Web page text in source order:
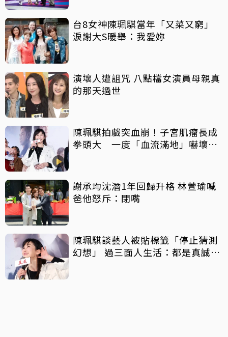
台8女神陳珮騏當年「又菜又窮」
淚謝大S暖舉：我愛妳
演壞人遭詛咒 八點檔女演員母親真
的那天過世
陳珮騏拍戲突血崩！子宮肌瘤長成
拳頭大 一度「血流滿地」嚇壞劇
謝承均沈潛1年回歸升格 林萱瑜喊
爸他怒斥：閉嘴
陳珮騏談藝人被貼標籤「停止猜測
幻想」 過三面人生活：都是真誠不